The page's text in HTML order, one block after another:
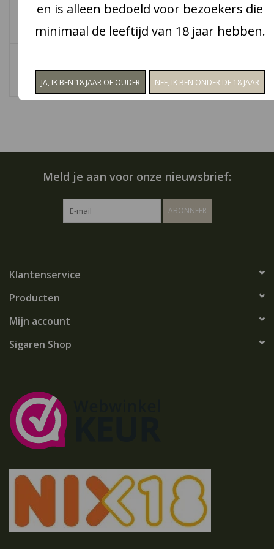
Koffie en thee
€3,50
Meld je aan voor onze nieuwsbrief:
ABONNEER
Klantenservice
Producten
Mijn account
Sigaren Shop
en is alleen bedoeld voor bezoekers die
minimaal de leeftijd van 18 jaar hebben.